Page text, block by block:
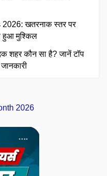
खतरनाक स्तर पर
हुआ मुश्किल
शहर कौन सा है? जानें टॉप